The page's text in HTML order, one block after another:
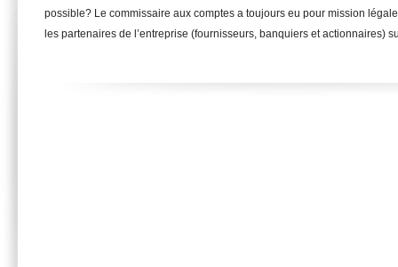
possible? Le commissaire aux comptes a toujours eu pour mission
les partenaires de l’entreprise (fournisseurs, banquiers et actionnaires)